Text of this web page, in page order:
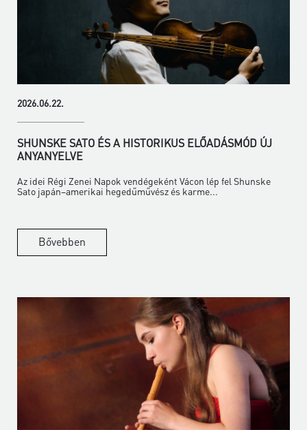
2026.06.22.
SHUNSKE SATO ÉS A HISTORIKUS ELŐADÁSMÓD ÚJ
ANYANYELVE
Az idei Régi Zenei Napok vendégeként Vácon lép fel Shunske
Sato japán–amerikai hegedűművész és karme...
Bővebben